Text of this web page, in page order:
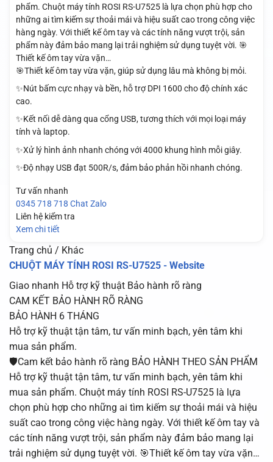
phẩm. Chuột máy tính ROSI RS-U7525 là lựa chọn phù hợp cho
những ai tìm kiếm sự thoải mái và hiệu suất cao trong công việc
hàng ngày. Với thiết kế ôm tay và các tính năng vượt trội, sản
phẩm này đảm bảo mang lại trải nghiệm sử dụng tuyệt vời. 🎯
Thiết kế ôm tay vừa vặn…
🎯Thiết kế ôm tay vừa vặn, giúp sử dụng lâu mà không bị mỏi.
✨Nút bấm cực nhạy và bền, hỗ trợ DPI 1600 cho độ chính xác
cao.
✨Kết nối dễ dàng qua cổng USB, tương thích với mọi loại máy
tính và laptop.
✨Xử lý hình ảnh nhanh chóng với 4000 khung hình mỗi giây.
✨Độ nhạy USB đạt 500R/s, đảm bảo phản hồi nhanh chóng.
Tư vấn nhanh
0345 718 718 Chat Zalo
Liên hệ kiểm tra
Xem chi tiết
Trang chủ / Khác
CHUỘT MÁY TÍNH ROSI RS-U7525 - Website
Giao nhanh Hỗ trợ kỹ thuật Bảo hành rõ ràng
CAM KẾT BẢO HÀNH RÕ RÀNG
BẢO HÀNH 6 THÁNG
Hỗ trợ kỹ thuật tận tâm, tư vấn minh bạch, yên tâm khi
mua sản phẩm.
🛡️Cam kết bảo hành rõ ràng BẢO HÀNH THEO SẢN PHẨM
Hỗ trợ kỹ thuật tận tâm, tư vấn minh bạch, yên tâm khi
mua sản phẩm. Chuột máy tính ROSI RS-U7525 là lựa
chọn phù hợp cho những ai tìm kiếm sự thoải mái và hiệu
suất cao trong công việc hàng ngày. Với thiết kế ôm tay và
các tính năng vượt trội, sản phẩm này đảm bảo mang lại
trải nghiệm sử dụng tuyệt vời. 🎯Thiết kế ôm tay vừa vặn…